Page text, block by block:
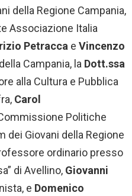
della Regione Campania,
Associazione Italia
Petracca e Vincenzo
Campania, la Dott.ssa
alla Cultura e Pubblica
Carol
Politiche
dei Giovani della Regione
ordinario presso
di Avellino, Giovanni
e Domenico